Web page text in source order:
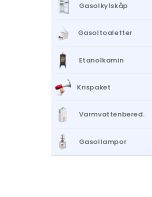
Gasolkylskåp
Gasoltoaletter
Etanolkamin
Krispaket
Varmvattenbered.
Gasollampor